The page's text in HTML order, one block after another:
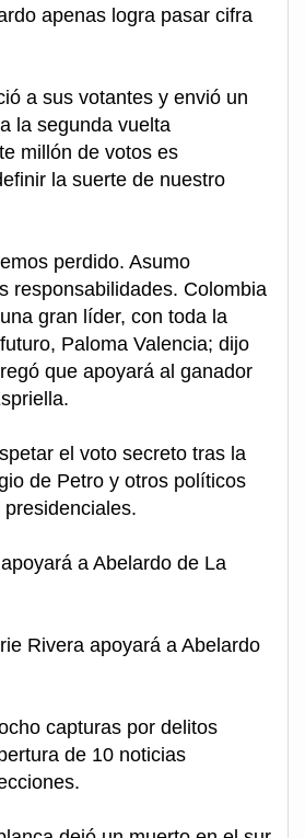
apenas logra pasar cifra
a sus votantes y envió un
la segunda vuelta
millón de votos es
la suerte de nuestro
perdido. Asumo
responsabilidades. Colombia
gran líder, con toda la
Paloma Valencia; dijo
que apoyará al ganador
el voto secreto tras la
de Petro y otros políticos
a Abelardo de La
Rivera apoyará a Abelardo
capturas por delitos
de 10 noticias